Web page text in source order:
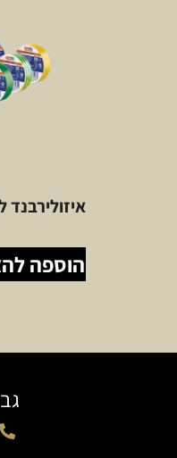
איזולירבנד
הוספה